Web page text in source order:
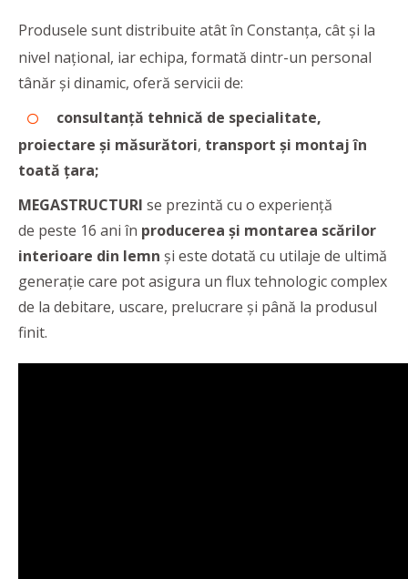
Produsele sunt distribuite atât în Constanța, cât și la
nivel național, iar echipa, formată dintr-un personal
tânăr și dinamic, oferă servicii de:
consultanță tehnică de specialitate,
proiectare și măsurători, transport și montaj în
toată țara;
MEGASTRUCTURI se prezintă cu o experiență
de peste 16 ani în producerea și montarea scărilor
interioare din lemn și este dotată cu utilaje de ultimă
generație care pot asigura un flux tehnologic complex
de la debitare, uscare, prelucrare și până la produsul
finit.